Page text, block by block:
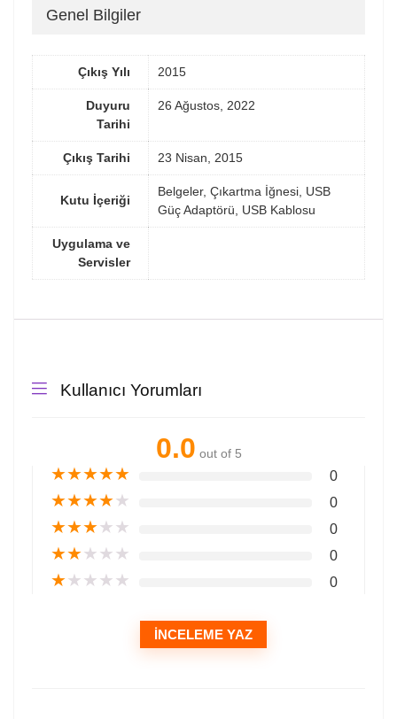
Genel Bilgiler
Çıkış Yılı 2015
Duyuru
Tarihi
26 Ağustos, 2022
Çıkış Tarihi 23 Nisan, 2015
Kutu İçeriği
Belgeler, Çıkartma İğnesi, USB
Güç Adaptörü, USB Kablosu
Uygulama ve
Servisler
Kullanıcı Yorumları
0.0 out of 5
★★★★★ 0
★★★★★ 0
★★★★★ 0
★★★★★ 0
★★★★★ 0
İNCELEME YAZ